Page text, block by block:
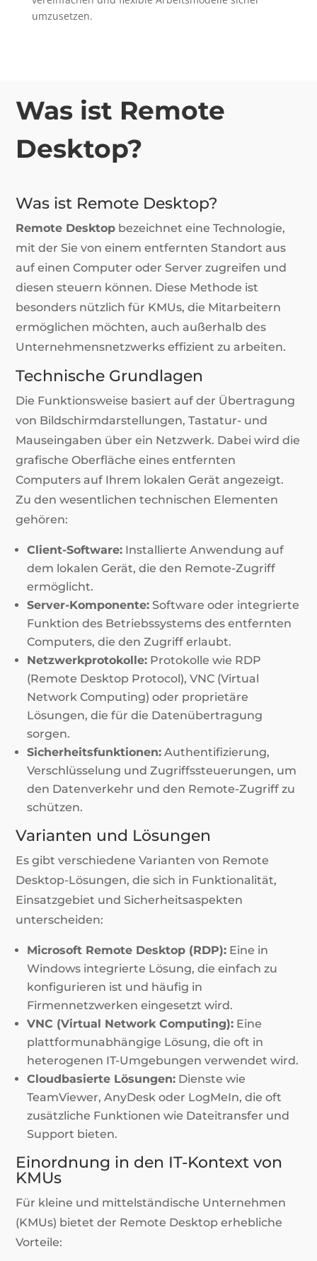
umzusetzen.
Was ist Remote
Desktop?
Was ist Remote Desktop?
Remote Desktop bezeichnet eine Technologie,
mit der Sie von einem entfernten Standort aus
auf einen Computer oder Server zugreifen und
diesen steuern können. Diese Methode ist
besonders nützlich für KMUs, die Mitarbeitern
ermöglichen möchten, auch außerhalb des
Unternehmensnetzwerks effizient zu arbeiten.
Technische Grundlagen
Die Funktionsweise basiert auf der Übertragung
von Bildschirmdarstellungen, Tastatur- und
Mauseingaben über ein Netzwerk. Dabei wird die
grafische Oberfläche eines entfernten
Computers auf Ihrem lokalen Gerät angezeigt.
Zu den wesentlichen technischen Elementen
gehören:
Client-Software: Installierte Anwendung auf
dem lokalen Gerät, die den Remote-Zugriff
ermöglicht.
Server-Komponente: Software oder integrierte
Funktion des Betriebssystems des entfernten
Computers, die den Zugriff erlaubt.
Netzwerkprotokolle: Protokolle wie RDP
(Remote Desktop Protocol), VNC (Virtual
Network Computing) oder proprietäre
Lösungen, die für die Datenübertragung
sorgen.
Sicherheitsfunktionen: Authentifizierung,
Verschlüsselung und Zugriffssteuerungen, um
den Datenverkehr und den Remote-Zugriff zu
schützen.
Varianten und Lösungen
Es gibt verschiedene Varianten von Remote
Desktop-Lösungen, die sich in Funktionalität,
Einsatzgebiet und Sicherheitsaspekten
unterscheiden:
Microsoft Remote Desktop (RDP): Eine in
Windows integrierte Lösung, die einfach zu
konfigurieren ist und häufig in
Firmennetzwerken eingesetzt wird.
VNC (Virtual Network Computing): Eine
plattformunabhängige Lösung, die oft in
heterogenen IT-Umgebungen verwendet wird.
Cloudbasierte Lösungen: Dienste wie
TeamViewer, AnyDesk oder LogMeIn, die oft
zusätzliche Funktionen wie Dateitransfer und
Support bieten.
Einordnung in den IT-Kontext von
KMUs
Für kleine und mittelständische Unternehmen
(KMUs) bietet der Remote Desktop erhebliche
Vorteile: